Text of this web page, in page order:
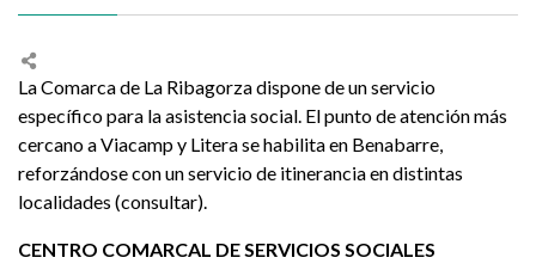
La Comarca de La Ribagorza dispone de un servicio
específico para la asistencia social. El punto de atención más
cercano a Viacamp y Litera se habilita en Benabarre,
reforzándose con un servicio de itinerancia en distintas
localidades (consultar).
CENTRO COMARCAL DE SERVICIOS SOCIALES